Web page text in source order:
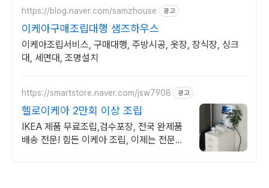
https://blog.naver.com/samzhouse 광고
이케아구매조립대행 샘즈하우스
이케아조립서비스, 구매대행, 주방시공, 옷장, 장식장, 싱크
대, 세면대, 조명설치
https://smartstore.naver.com/jsw7908 광고
헬로이케아 2만회 이상 조립
IKEA 제품 무료조립,검수포장, 전국 완제품
배송 전문! 힘든 이케아 조립, 이제는 전문가